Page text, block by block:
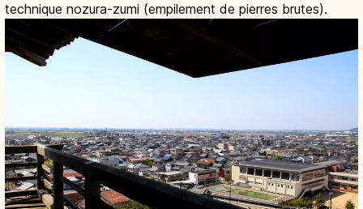
technique nozura-zumi (empilement de pierres brutes).